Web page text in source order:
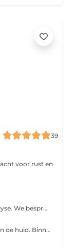
39
Persoonlijke intake en professionele huidanalyse. We bespreken jouw huid, wensen en doelen en stellen een behandelplan op maat op.
Ideaal voor onderhoud, glow en verfijning van de huid. Binnen deze behandeling kunnen o.a. volgende technieken ingezet worden: Oxybrasie (zachte zuurstofpeeling) Hydrodermabrasie (HydraGlow) Dermaplaning Milde resurfacing peel LED-therapie Perfect voor wie de huid wil opfrissen zonder intensieve hersteltijd.